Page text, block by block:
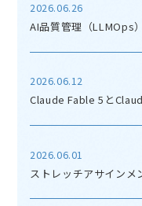
2026.06.26
AI品質管理（LLMOps
2026.06.12
Claude Fable 5と
2026.06.01
ストレッチアサインメ